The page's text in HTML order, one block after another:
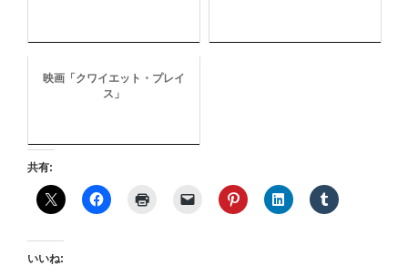
映画「クワイエット・プレイ
ス」
共有:
いいね: